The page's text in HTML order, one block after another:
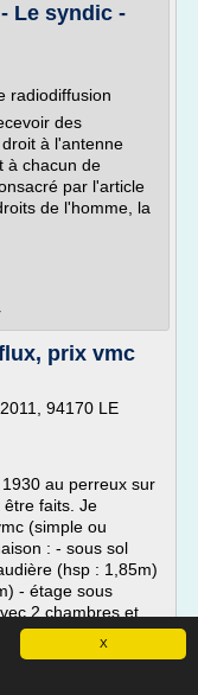
X
Le syndic -
radiodiffusion
des
à l'antenne
à chacun de
par l'article
de l'homme, la
prix vmc
94170 LE
au perreux sur
être faits. Je
(simple ou
: - sous sol
(hsp : 1,85m)
- étage sous
2 chambres et